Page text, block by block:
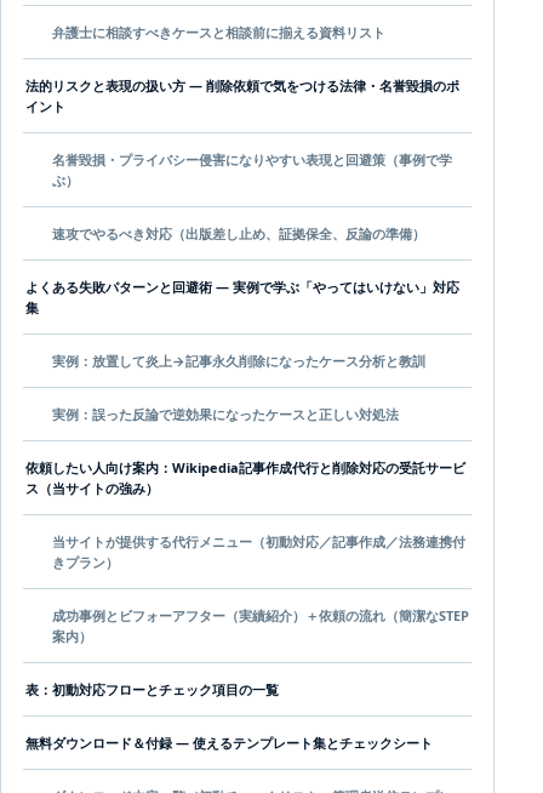
弁護士に相談すべきケースと相談前に揃える資料リスト
法的リスクと表現の扱い方 — 削除依頼で気をつける法律・名誉毀損のポ
イント
名誉毀損・プライバシー侵害になりやすい表現と回避策（事例で学
ぶ）
速攻でやるべき対応（出版差し止め、証拠保全、反論の準備）
よくある失敗パターンと回避術 — 実例で学ぶ「やってはいけない」対応
集
実例：放置して炎上→記事永久削除になったケース分析と教訓
実例：誤った反論で逆効果になったケースと正しい対処法
依頼したい人向け案内：Wikipedia記事作成代行と削除対応の受託サービ
ス（当サイトの強み）
当サイトが提供する代行メニュー（初動対応／記事作成／法務連携付
きプラン）
成功事例とビフォーアフター（実績紹介）＋依頼の流れ（簡潔なSTEP
案内）
表：初動対応フローとチェック項目の一覧
無料ダウンロード＆付録 — 使えるテンプレート集とチェックシート